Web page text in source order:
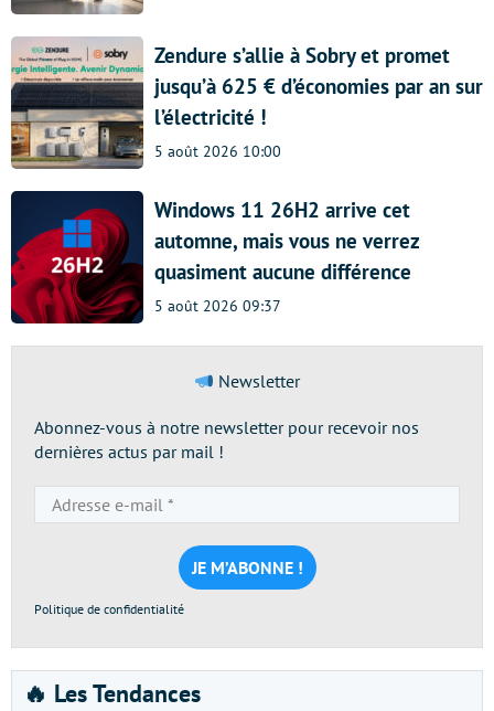
Zendure s’allie à Sobry et promet
jusqu’à 625 € d’économies par an sur
l’électricité !
5 août 2026 10:00
Windows 11 26H2 arrive cet
automne, mais vous ne verrez
quasiment aucune différence
5 août 2026 09:37
Newsletter
Abonnez-vous à notre newsletter pour recevoir nos
dernières actus par mail !
e-
mail
*
Politique de confidentialité
🔥 Les Tendances